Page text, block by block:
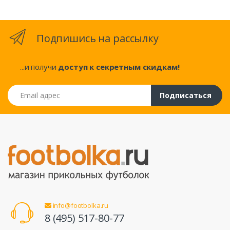
Подпишись на рассылку
...и получи доступ к секретным скидкам!
Email адрес
Подписаться
info@footbolka.ru
8 (495) 517-80-77